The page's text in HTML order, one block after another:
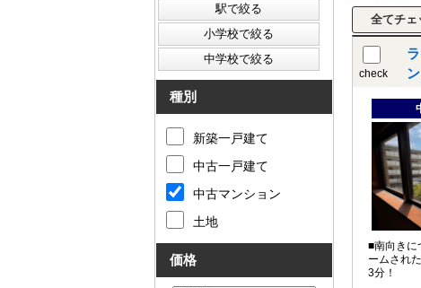
check
■南向きに
ームされ
3分！
種別
新築一戸建て
中古一戸建て
中古マンション
土地
価格